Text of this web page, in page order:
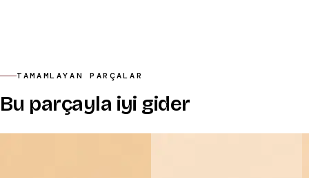
TAMAMLAYAN PARÇALAR
Bu parçayla iyi gider